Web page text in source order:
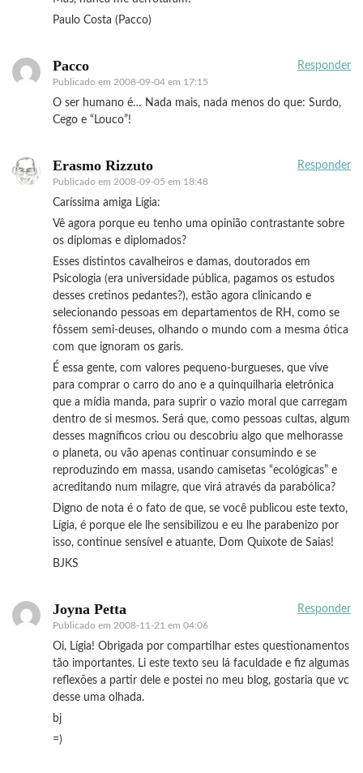
Paulo Costa (Pacco)
Pacco
Publicado em 2008-09-04 em 17:15
Responder
O ser humano é… Nada mais, nada menos do que: Surdo,
Cego e “Louco”!
Erasmo Rizzuto
Publicado em 2008-09-05 em 18:48
Responder
Caríssima amiga Lígia:
Vê agora porque eu tenho uma opinião contrastante sobre
os diplomas e diplomados?
Esses distintos cavalheiros e damas, doutorados em
Psicologia (era universidade pública, pagamos os estudos
desses cretinos pedantes?), estão agora clinicando e
selecionando pessoas em departamentos de RH, como se
fôssem semi-deuses, olhando o mundo com a mesma ótica
com que ignoram os garis.
É essa gente, com valores pequeno-burgueses, que vive
para comprar o carro do ano e a quinquilharia eletrônica
que a mídia manda, para suprir o vazio moral que carregam
dentro de si mesmos. Será que, como pessoas cultas, algum
desses magníficos criou ou descobriu algo que melhorasse
o planeta, ou vão apenas continuar consumindo e se
reproduzindo em massa, usando camisetas “ecológicas” e
acreditando num milagre, que virá através da parabólica?
Digno de nota é o fato de que, se você publicou este texto,
Lígia, é porque ele lhe sensibilizou e eu lhe parabenizo por
isso, continue sensível e atuante, Dom Quixote de Saias!
BJKS
Joyna Petta
Publicado em 2008-11-21 em 04:06
Responder
Oi, Lígia! Obrigada por compartilhar estes questionamentos
tão importantes. Li este texto seu lá faculdade e fiz algumas
reflexões a partir dele e postei no meu blog, gostaria que vc
desse uma olhada.
bj
=)